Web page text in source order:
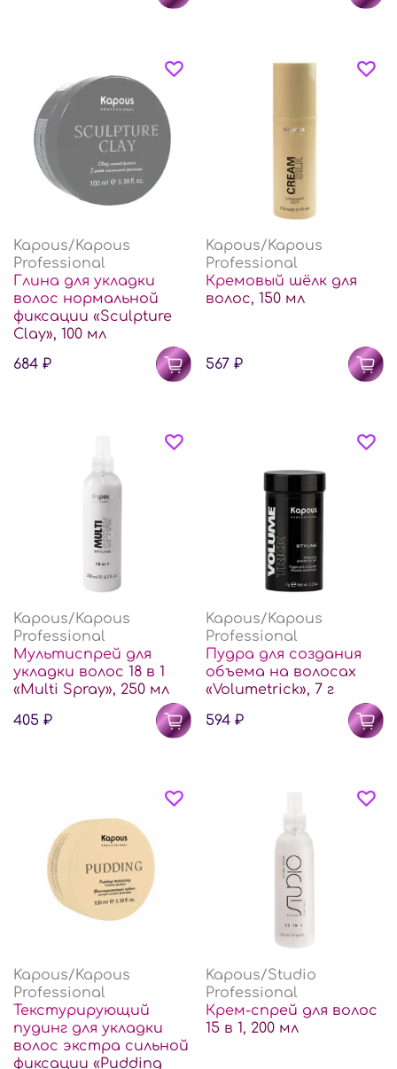
Kapous/Kapous
Professional
Глина для укладки
волос нормальной
фиксации «Sculpture
Clay», 100 мл
684 ₽
Kapous/Kapous
Professional
Кремовый шёлк для
волос, 150 мл
567 ₽
Kapous/Kapous
Professional
Мультиспрей для
укладки волос 18 в 1
«Multi Spray», 250 мл
405 ₽
Kapous/Kapous
Professional
Пудра для создания
объема на волосах
«Volumetrick», 7 г
594 ₽
Kapous/Kapous
Professional
Текстурирующий
пудинг для укладки
волос экстра сильной
фиксации «Pudding
Kapous/Studio
Professional
Крем-спрей для волос
15 в 1, 200 мл